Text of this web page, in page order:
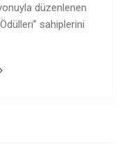
düzenlenen
sahiplerini